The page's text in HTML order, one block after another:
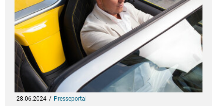
28.06.2024 Presseportal